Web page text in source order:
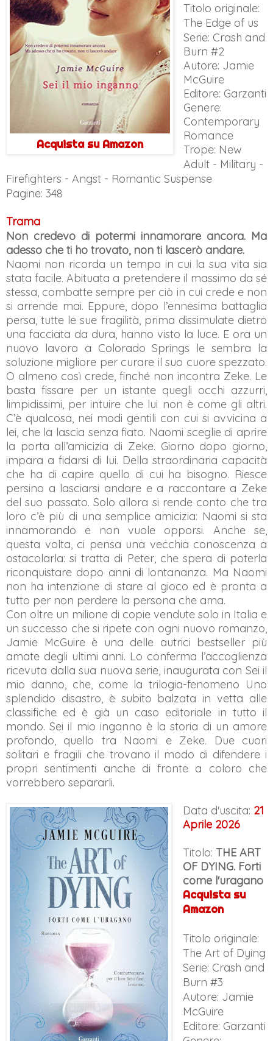
Acquista su Amazon
Titolo originale:
The Edge of us
Serie: Crash and
Burn #2
Autore: Jamie
McGuire
Editore: Garzanti
Genere:
Contemporary
Romance
Trope: New
Adult - Military -
Firefighters - Angst - Romantic Suspense
Pagine: 348
Trama
Non credevo di potermi innamorare ancora. Ma
adesso che ti ho trovato, non ti lascerò andare.
Naomi non ricorda un tempo in cui la sua vita sia
stata facile. Abituata a pretendere il massimo da sé
stessa, combatte sempre per ciò in cui crede e non
si arrende mai. Eppure, dopo l’ennesima battaglia
persa, tutte le sue fragilità, prima dissimulate dietro
una facciata da dura, hanno visto la luce. E ora un
nuovo lavoro a Colorado Springs le sembra la
soluzione migliore per curare il suo cuore spezzato.
O almeno così crede, finché non incontra Zeke. Le
basta fissare per un istante quegli occhi azzurri,
limpidissimi, per intuire che lui non è come gli altri.
C’è qualcosa, nei modi gentili con cui si avvicina a
lei, che la lascia senza fiato. Naomi sceglie di aprire
la porta all’amicizia di Zeke. Giorno dopo giorno,
impara a fidarsi di lui. Della straordinaria capacità
che ha di capire quello di cui ha bisogno. Riesce
persino a lasciarsi andare e a raccontare a Zeke
del suo passato. Solo allora si rende conto che tra
loro c’è più di una semplice amicizia: Naomi si sta
innamorando e non vuole opporsi. Anche se,
questa volta, ci pensa una vecchia conoscenza a
ostacolarla: si tratta di Peter, che spera di poterla
riconquistare dopo anni di lontananza. Ma Naomi
non ha intenzione di stare al gioco ed è pronta a
tutto per non perdere la persona che ama.
Con oltre un milione di copie vendute solo in Italia e
un successo che si ripete con ogni nuovo romanzo,
Jamie McGuire è una delle autrici bestseller più
amate degli ultimi anni. Lo conferma l’accoglienza
ricevuta dalla sua nuova serie, inaugurata con Sei il
mio danno, che, come la trilogia-fenomeno Uno
splendido disastro, è subito balzata in vetta alle
classifiche ed è già un caso editoriale in tutto il
mondo. Sei il mio inganno è la storia di un amore
profondo, quello tra Naomi e Zeke. Due cuori
solitari e fragili che trovano il modo di difendere i
propri sentimenti anche di fronte a coloro che
vorrebbero separarli.
Data d'uscita: 21
Aprile 2026
Titolo: THE ART
OF DYING. Forti
come l'uragano
Acquista su
Amazon
Titolo originale:
The Art of Dying
Serie: Crash and
Burn #3
Autore: Jamie
McGuire
Editore: Garzanti